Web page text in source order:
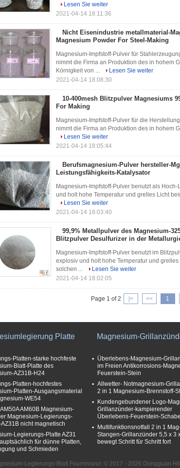
Lesen Sie weiter
2021-04-14 18:11:36
Nicht Eisenindustrie metallmaterial-
Magnesium Powder For Steel-Making
Magnesium-Impfstoff-Pulver für
nimmt die Firma an Produktion des in hohem
Körnigkeit von ...
Lesen Sie weiter
2021-04-14 18:08:30
10-400mesh Blitzpulver Magnesiums
For Making
Magnesium-Impfstoff-Pulver für die
nimmt die Firma an Produktion des in hohem
Lesen Sie weiter
2021-04-14 18:05:44
Berufsmagnesium-Pulver hersteller-
Leistungsfähigkeits-Katalysator
Magnesium-Impfstoff-Pulver benutzt als
und holt hohe Temperatur und grelles Licht
Lesen Sie weiter
2021-04-14 18:03:40
99,9% Metallpulver des Magnesium-
Blitzpulver Desulfurizer in der
Magnesium-Impfstoff-Pulver benutzt im
explosiv und holt hohe Temperatur und
solchen ...
Lesen Sie weiter
2021-04-14 18:02:05
Page 1 of 2 |< << 1
Platte
Platten-starke hochfeste
Blatt-Platte des
AZ31B-H24
Platten-hochfestes
Platten-Ausgangsmaterial
WE54
AM60B Magnesium-
Magnesium-Legierungs-
AZ31B nicht magnetisch
Legierungs-Platte AZ31
für dünne Platten,
und Schmieden
Magnesium-
Überlebens-Magnesium-
im Freien Antikorrosions-
Feuerstein-Stein
Allwetter- Notmagnesium-
2 in 1 Magnesium-Brennstoff-
Kundengebundener Logo-
Grillanzünder-kampierender
Überlebens-Feuerstein-
Multifunktionsnotfall 2 in 1
Stangen-Grillanzünder 5,5 x 3
bewegt Schritt für Schritt fort
Legierungs-Blatt Fournisseur. © 2017 - 2026 Dongguan